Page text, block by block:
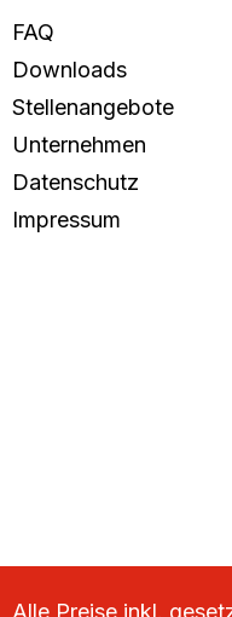
FAQ
Downloads
Stellenangebote
Unternehmen
Datenschutz
Impressum
Alle Preise inkl.